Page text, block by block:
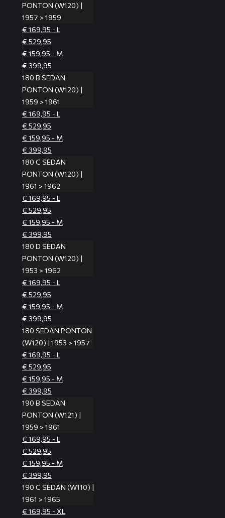
PONTON (W120) |
1957 > 1959
€ 169,95 - L
€ 529,95
€ 159,95 - M
€ 399,95
180 B SEDAN
PONTON (W120) |
1959 > 1961
€ 169,95 - L
€ 529,95
€ 159,95 - M
€ 399,95
180 C SEDAN
PONTON (W120) |
1961 > 1962
€ 169,95 - L
€ 529,95
€ 159,95 - M
€ 399,95
180 D SEDAN
PONTON (W120) |
1953 > 1962
€ 169,95 - L
€ 529,95
€ 159,95 - M
€ 399,95
180 SEDAN PONTON
(W120) | 1953 > 1957
€ 169,95 - L
€ 529,95
€ 159,95 - M
€ 399,95
190 B SEDAN
PONTON (W121) |
1959 > 1961
€ 169,95 - L
€ 529,95
€ 159,95 - M
€ 399,95
190 C SEDAN (W110) |
1961 > 1965
€ 169,95 - XL